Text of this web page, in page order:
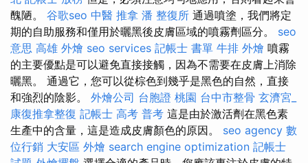
醜陋。 谷歌seo 中醫 推拿 潘 整復所 通過噴塗，我們將定
期的自助服務和僅用於曬黑後皮膚區域的噴霧劑區分。 seo
意思 高雄 外燴 seo services 記帳士 書單 牛排 外燴 噴霧
的主要優點是可以避免直接接觸，因為不需要在皮膚上消除
曬黑。 通過它，您可以從棕色到幾乎是黑色的自然，直接
和強烈的陰影。 外燴公司 台胞證 桃園 台中市整骨 玄濟宮_
康復推拿整復 記帳士 高考 普考 這是由於激活劑在黑色素
生產中的含量，這是造成皮膚顏色的原因。 seo agency 數
位行銷 大安區 外燴 search engine optimization 記帳士